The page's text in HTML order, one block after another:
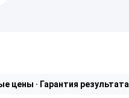
цены · Гарантия результата